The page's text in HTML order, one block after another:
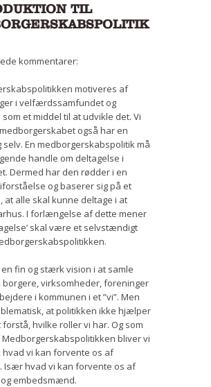
TIL
kommentarer:
motiveres af
i velfærdssamfundet og
et middel til at udvikle det. Vi
også har en
En medborgerskabspolitik må
handle om deltagelse i
Dermed har den rødder i en
og baserer sig på et
at alle skal kunne deltage i at
I forlængelse af dette mener
skal være et selvstændigt
en fin og stærk vision i at samle
borgere, virksomheder, foreninger
i kommunen i et ”vi”. Men
at politikken ikke hjælper
forstå, hvilke roller vi har. Og som
bliver vi
hvad vi kan forvente os af
Især hvad vi kan forvente os af
embedsmænd.